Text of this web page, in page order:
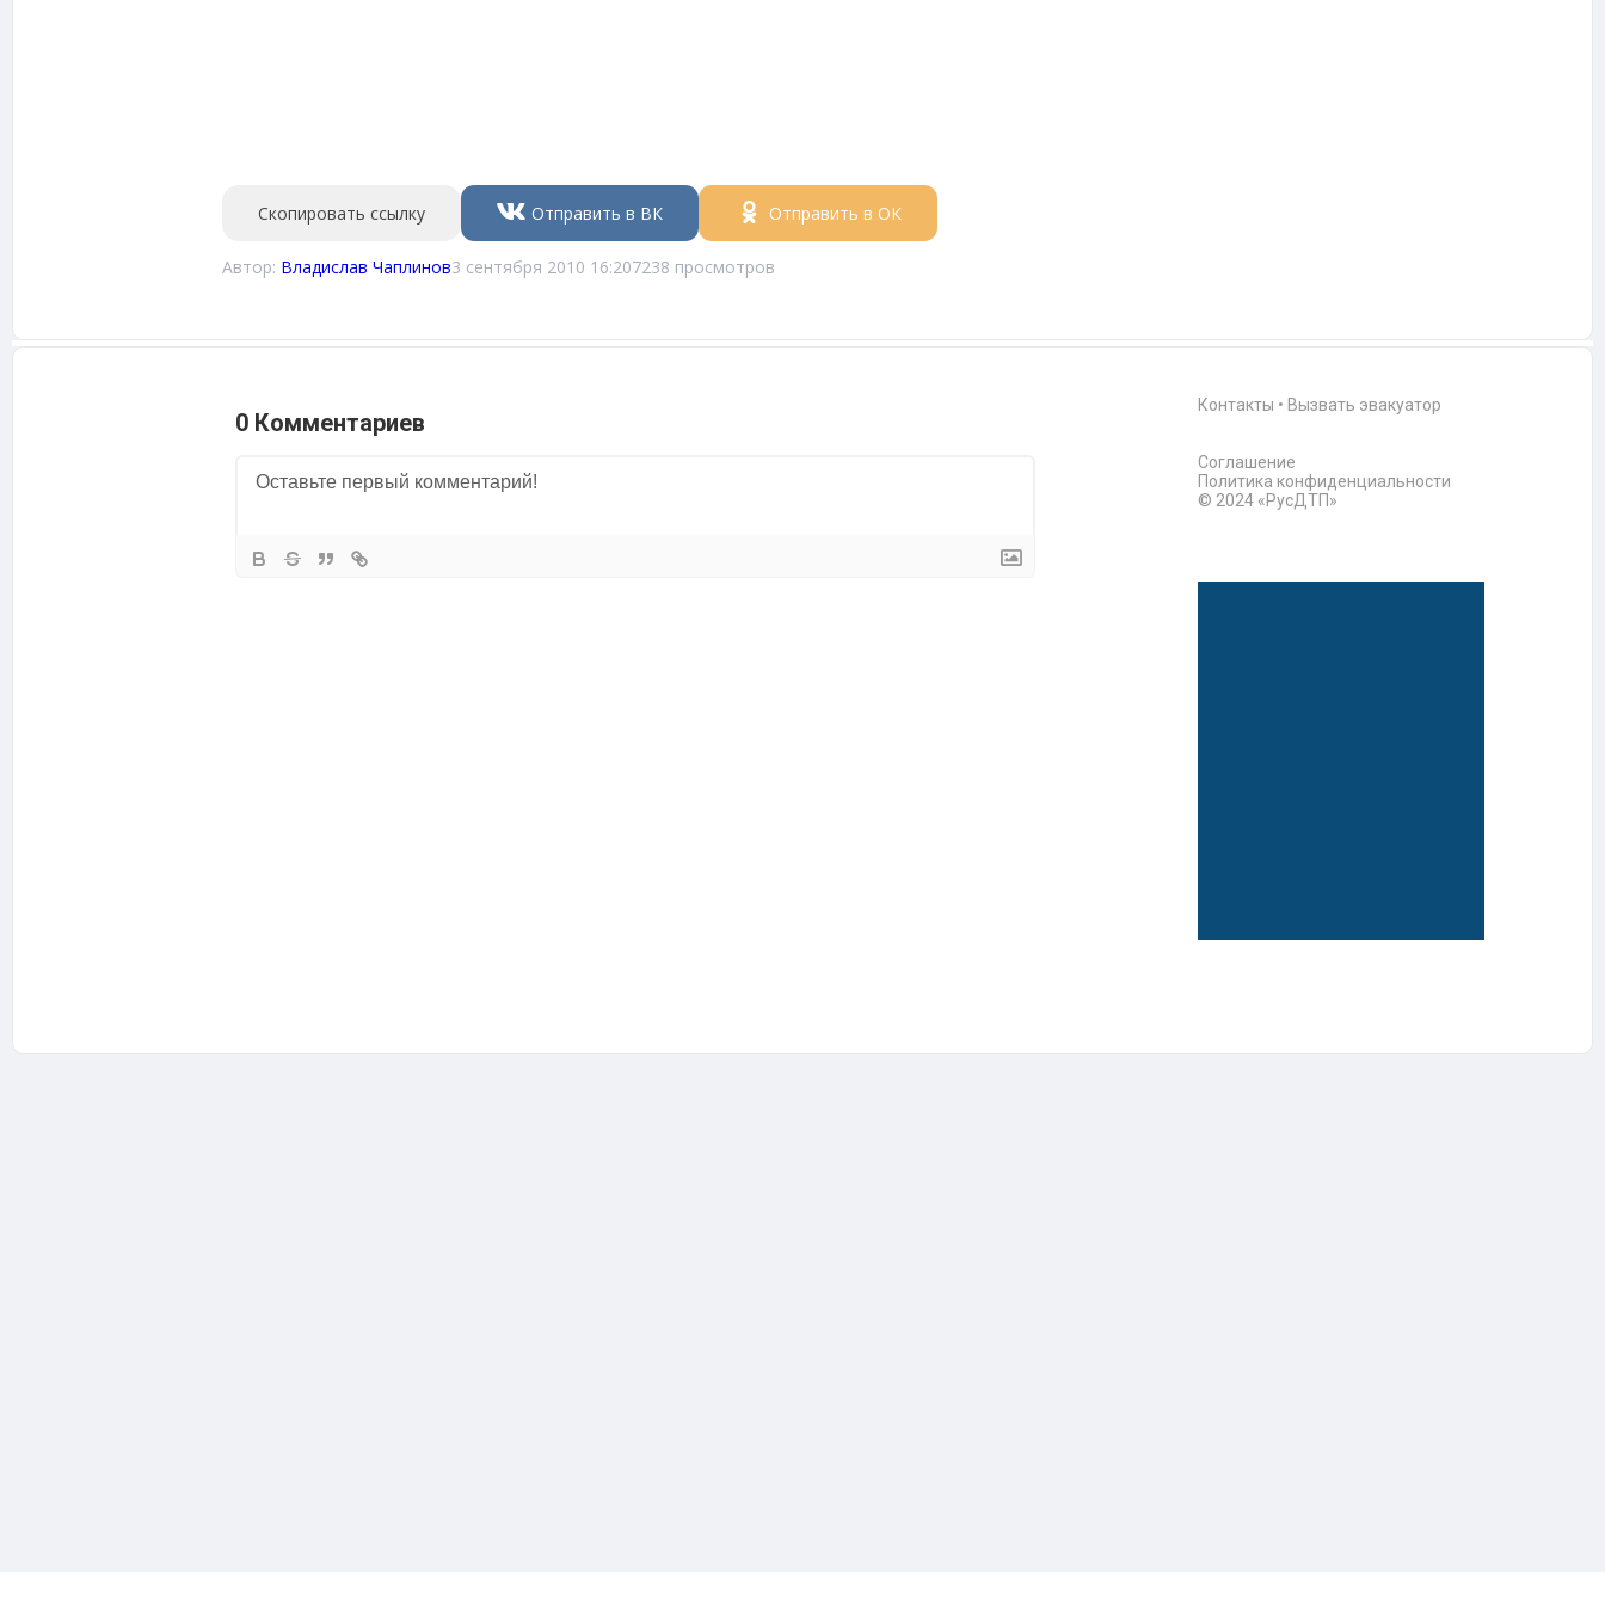
Скопировать ссылку Отправить в ВК Отправить в ОК
Автор: Владислав Чаплинов3 сентября 2010 16:207238 просмотров
0 Комментариев
Контакты • Вызвать эвакуатор
Соглашение
Политика конфиденциальности
© 2024 «РусДТП»